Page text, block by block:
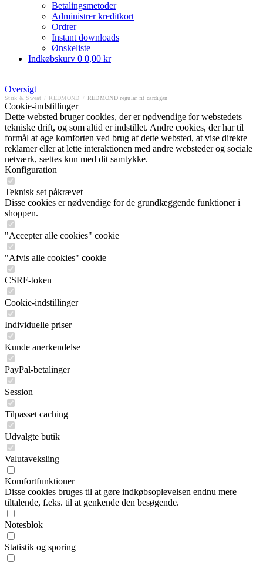
Betalingsmetoder
Administrer kreditkort
Ordrer
Instant downloads
Ønskeliste
Indkøbskurv 0 0,00 kr
Oversigt
Strik & Sweat REDMOND REDMOND regular fit cardigan
Cookie-indstillinger
Dette websted bruger cookies, der er nødvendige for webstedets
tekniske drift, og som altid er indstillet. Andre cookies, der har til
formål at øge komforten ved brug af dette websted, at vise direkte
reklamer eller at lette interaktionen med andre websteder og sociale
netværk, sættes kun med dit samtykke.
Konfiguration
Teknisk set påkrævet
Disse cookies er nødvendige for de grundlæggende funktioner i
shoppen.
"Accepter alle cookies" cookie
"Afvis alle cookies" cookie
CSRF-token
Cookie-indstillinger
Individuelle priser
Kunde anerkendelse
PayPal-betalinger
Session
Tilpasset caching
Udvalgte butik
Valutaveksling
Komfortfunktioner
Disse cookies bruges til at gøre indkøbsoplevelsen endnu mere
tiltalende, f.eks. til at genkende den besøgende.
Notesblok
Statistik og sporing